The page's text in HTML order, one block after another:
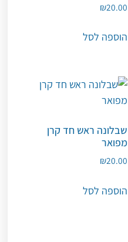
₪20.00
הוספה לסל
שבלונה ראש חד קרן
מפואר
₪20.00
הוספה לסל